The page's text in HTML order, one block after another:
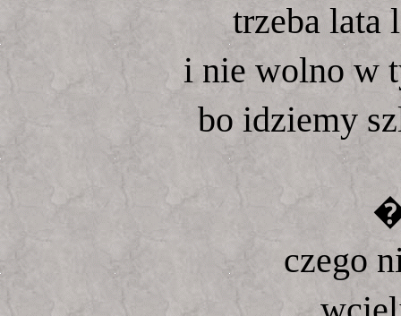
trzeba
i nie wolno
bo idziemy
czego